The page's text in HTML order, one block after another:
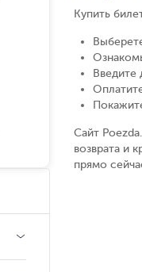
Купить
Введите
Сайт
возврата и
прямо